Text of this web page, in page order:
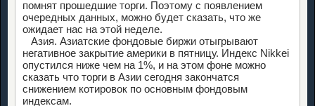
помнят прошедшие торги. Поэтому с появлением
очередных данных, можно будет сказать, что же
ожидает нас на этой неделе.
Азия. Азиатские фондовые биржи отыгрывают
негативное закрытие америки в пятницу. Индекс Nikkei
опустился ниже чем на 1%, и на этом фоне можно
сказать что торги в Азии сегодня закончатся
снижением котировок по основным фондовым
индексам.